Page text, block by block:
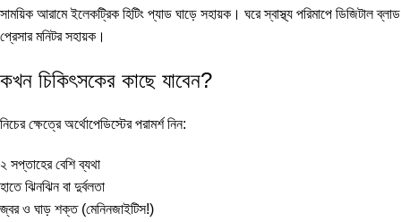
সাময়িক আরামেইলেকট্রিক হিটিং প্যাড ঘাড়ে সহায়ক। ঘরে স্বাস্থ্য পরিমাপে ডিজিটাল ব্লাড
প্রেসার মনিটরসহায়ক।
কখন চিকিৎসকের কাছে যাবেন?
নিচের ক্ষেত্রে অর্থোপেডিস্টের পরামর্শ নিন:
২ সপ্তাহের বেশি ব্যথা
হাতে ঝিনঝিন বা দুর্বলতা
জ্বর ও ঘাড় শক্ত (মেনিনজাইটিস!)